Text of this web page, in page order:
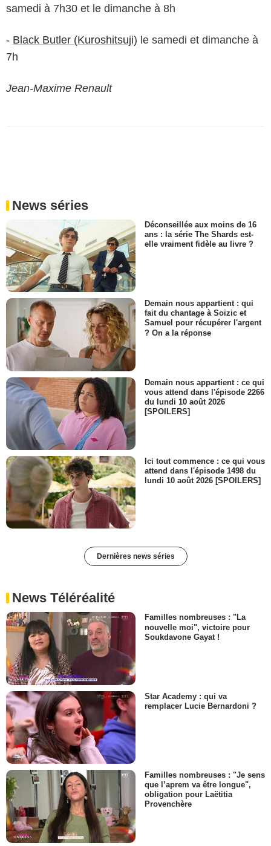
samedi à 7h30 et le dimanche à 8h
- Black Butler (Kuroshitsuji) le samedi et dimanche à
7h
Jean-Maxime Renault
News séries
Déconseillée aux moins de 16
ans : la série The Shards est-
elle vraiment fidèle au livre ?
Demain nous appartient : qui
fait du chantage à Soizic et
Samuel pour récupérer l'argent
? On a la réponse
Demain nous appartient : ce qui
vous attend dans l'épisode 2266
du lundi 10 août 2026
[SPOILERS]
Ici tout commence : ce qui vous
attend dans l'épisode 1498 du
lundi 10 août 2026 [SPOILERS]
Dernières news séries
News Téléréalité
Familles nombreuses : "La
nouvelle moi", victoire pour
Soukdavone Gayat !
Star Academy : qui va
remplacer Lucie Bernardoni ?
Familles nombreuses : "Je sens
que l’aprem va être longue",
obligation pour Laëtitia
Provenchère